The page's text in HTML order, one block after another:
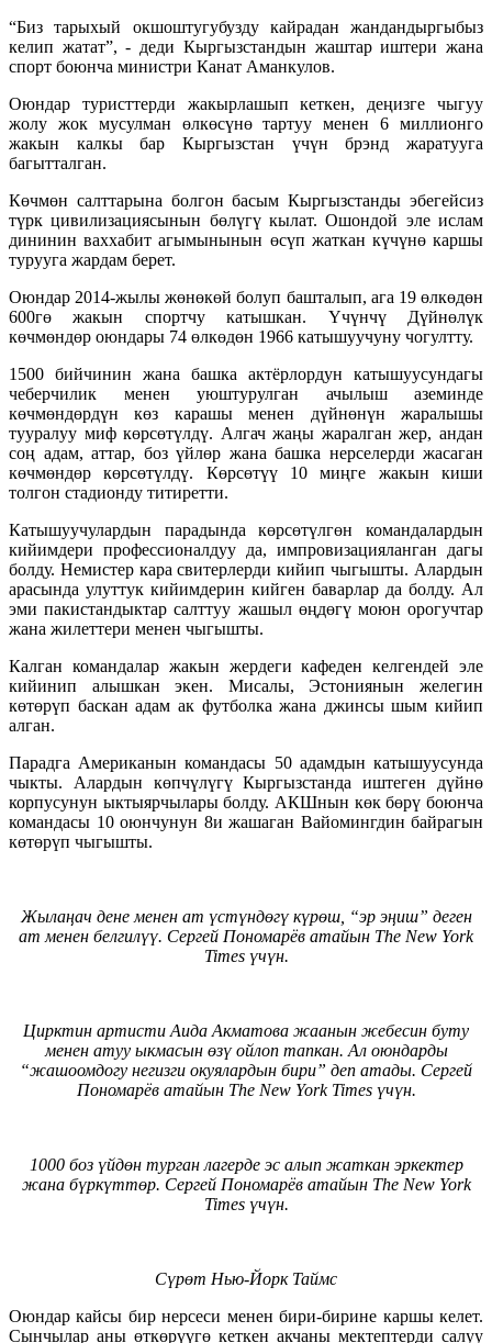
“Биз тарыхый окшоштугубузду кайрадан жандандыргыбыз
келип жатат”, - деди Кыргызстандын жаштар иштери жана
спорт боюнча министри Канат Аманкулов.
Оюндар туристтерди жакырлашып кеткен, деңизге чыгуу
жолу жок мусулман өлкөсүнө тартуу менен 6 миллионго
жакын калкы бар Кыргызстан үчүн брэнд жаратууга
багытталган.
Көчмөн салттарына болгон басым Кыргызстанды эбегейсиз
түрк цивилизациясынын бөлүгү кылат. Ошондой эле ислам
дининин ваххабит агымынынын өсүп жаткан күчүнө каршы
турууга жардам берет.
Оюндар 2014-жылы жөнөкөй болуп башталып, ага 19 өлкөдөн
600гө жакын спортчу катышкан. Үчүнчү Дүйнөлүк
көчмөндөр оюндары 74 өлкөдөн 1966 катышуучуну чогултту.
1500 бийчинин жана башка актёрлордун катышуусундагы
чеберчилик менен уюштурулган ачылыш аземинде
көчмөндөрдүн көз карашы менен дүйнөнүн жаралышы
тууралуу миф көрсөтүлдү. Алгач жаңы жаралган жер, андан
соң адам, аттар, боз үйлөр жана башка нерселерди жасаган
көчмөндөр көрсөтүлдү. Көрсөтүү 10 миңге жакын киши
толгон стадионду титиретти.
Катышуучулардын парадында көрсөтүлгөн командалардын
кийимдери профессионалдуу да, импровизацияланган дагы
болду. Немистер кара свитерлерди кийип чыгышты. Алардын
арасында улуттук кийимдерин кийген баварлар да болду. Ал
эми пакистандыктар салттуу жашыл өңдөгү моюн орогучтар
жана жилеттери менен чыгышты.
Калган командалар жакын жердеги кафеден келгендей эле
кийинип алышкан экен. Мисалы, Эстониянын желегин
көтөрүп баскан адам ак футболка жана джинсы шым кийип
алган.
Парадга Американын командасы 50 адамдын катышуусунда
чыкты. Алардын көпчүлүгү Кыргызстанда иштеген дүйнө
корпусунун ыктыярчылары болду. АКШнын көк бөрү боюнча
командасы 10 оюнчунун 8и жашаган Вайомингдин байрагын
көтөрүп чыгышты.
Жылаңач дене менен ат үстүндөгү күрөш, “эр эңиш” деген
ат менен белгилүү. Сергей Пономарёв атайын The New York
Timesүчүн.
Цирктин артисти Аида Акматова жаанын жебесин буту
менен атуу ыкмасын өзү ойлоп тапкан. Ал оюндарды
“жашоомдогу негизги окуялардын бири” деп атады. Сергей
Пономарёв атайын The New York Times үчүн.
1000 боз үйдөн турган лагерде эс алып жаткан эркектер
жана бүркүттөр. Сергей Пономарёв атайын The New York
Times үчүн.
Сүрөт Нью-Йорк Таймс
Оюндар кайсы бир нерсеси менен бири-бирине каршы келет.
Сынчылар аны өткөрүүгө кеткен акчаны мектептерди салуу